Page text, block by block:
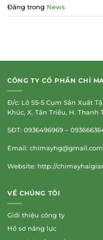
Đăng trong News
CÔNG TY CỔ PHẦN CHỈ
Đ/c: Lô S5-5 Cụm Sản Xuất
Khúc, X. Tân Triều, H. Thanh
SĐT: 0936496969 –
Email: chimayhg@gmail.com
Website: http://
VỀ CHÚNG TÔI
Giới thiệu công ty
Hồ sơ năng lực